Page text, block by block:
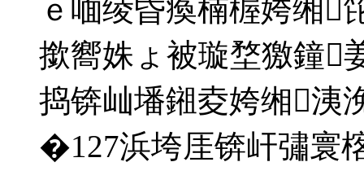
ｅ喕绫昏瘓楠楃姱缃
撳嚮姝ょ被璇堥獥鐘
捣锛屾墦鎺夌姱缃洟
�127浜垮厓锛屽彇寰